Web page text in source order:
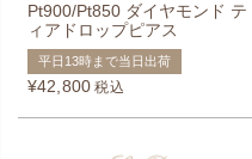
Pt900/Pt850 ダイヤモンド テ
ィアドロップピアス
平日13時まで当日出荷
¥42,800 税込